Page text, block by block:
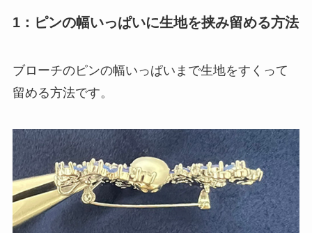
1：ピンの幅いっぱいに生地を挟み留める方法
ブローチのピンの幅いっぱいまで生地をすくって
留める方法です。